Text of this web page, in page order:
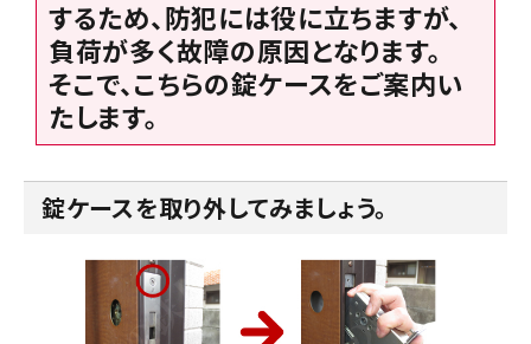
するため、防犯には役に立ちますが、
負荷が多く故障の原因となります。
そこで、こちらの錠ケースをご案内い
たします。
錠ケースを取り外してみましょう。